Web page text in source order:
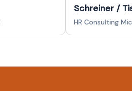
Schreiner /
HR Consulting